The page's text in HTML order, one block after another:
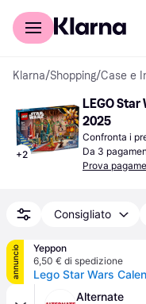
Per il tuo shopping
Klarna/Shopping/Case e
+2
LEGO Star
2025
Confronta i
Da 3
Prova
Consigliato
annuncio
Yeppon
6,50 € di spedizione
Alternate